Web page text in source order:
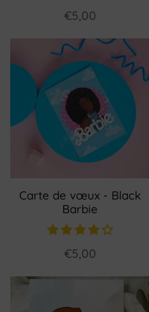
€5,00
Carte de vœux - Black
Barbie
€5,00